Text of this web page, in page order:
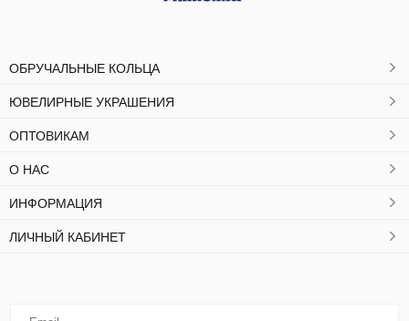
ОБРУЧАЛЬНЫЕ КОЛЬЦА
ЮВЕЛИРНЫЕ УКРАШЕНИЯ
ОПТОВИКАМ
О НАС
ИНФОРМАЦИЯ
ЛИЧНЫЙ КАБИНЕТ